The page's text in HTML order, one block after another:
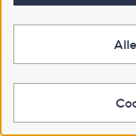
STEFFEN SCHRAUT Bluse,
Jaquardmuster
5